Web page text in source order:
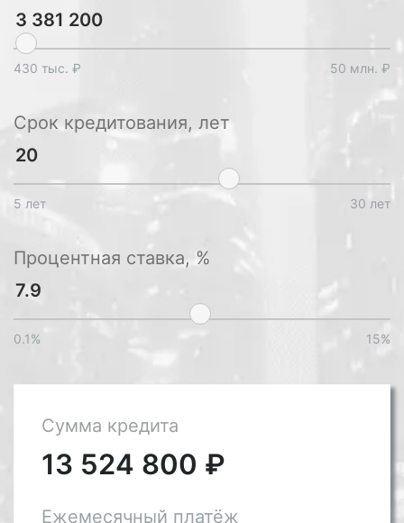
430 тыс. ₽ 50 млн. ₽
Срок кредитования, лет
5 лет 30 лет
Процентная ставка, %
0.1% 15%
Сумма кредита
13 524 800 ₽
Ежемесячный платёж